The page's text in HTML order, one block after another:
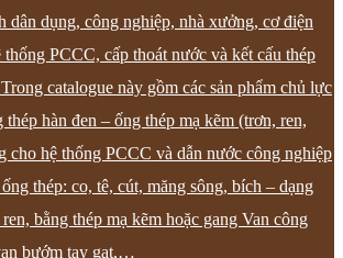
dân dụng, công nghiệp, nhà xưởng, cơ điện
PCCC, cấp thoát nước và kết cấu thép
catalogue này gồm các sản phẩm chủ lực
thép hàn đen – ống thép mạ kẽm (trơn, ren,
cho hệ thống PCCC và dẫn nước công nghiệp
thép: co, tê, cút, măng sông, bích – dạng
bằng thép mạ kẽm hoặc gang Van công
bướm tay gạt,…